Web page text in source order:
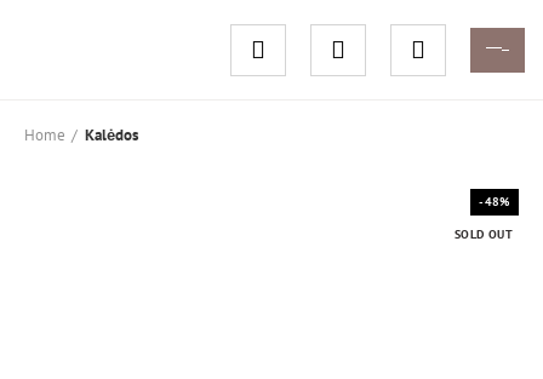
Home Kalėdos
-48%
SOLD OUT